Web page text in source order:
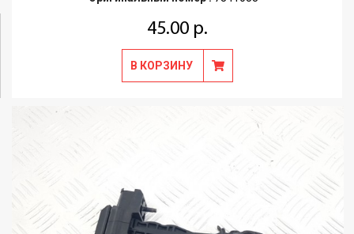
45.00 р.
В КОРЗИНУ